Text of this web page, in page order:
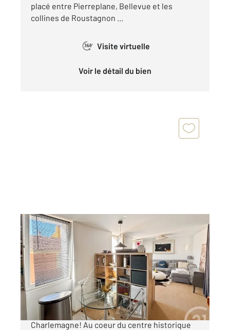
placé entre Pierreplane, Bellevue et les
collines de Roustagnon ...
360° Visite virtuelle
Voir le détail du bien
BANDOL 83
33,52 m2, 2 pièces
Ref : 1375
Appartement à vendre
198 000 €
Exclusivité Century21 Bandol Immobilière
Charlemagne! Au coeur du centre historique